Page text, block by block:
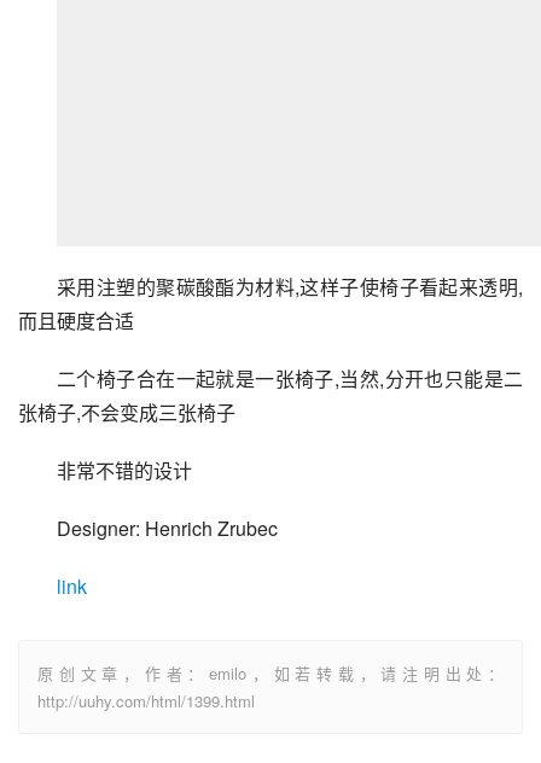
采用注塑的聚碳酸酯为材料,这样子使椅子看起来透明,
而且硬度合适
二个椅子合在一起就是一张椅子,当然,分开也只能是二
张椅子,不会变成三张椅子
非常不错的设计
Designer: Henrich Zrubec
link
原创文章，作者：emilo，如若转载，请注明出处：
http://uuhy.com/html/1399.html